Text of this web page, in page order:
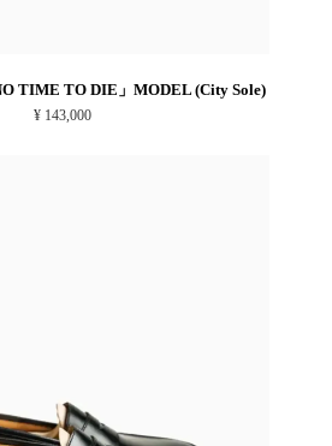
TIME TO DIE」MODEL (City Sole)
¥ 143,000